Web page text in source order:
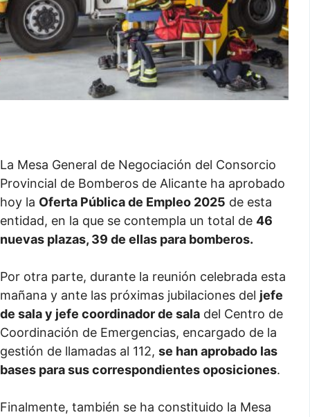
La Mesa General de Negociación del Consorcio
Provincial de Bomberos de Alicante ha aprobado
hoy la Oferta Pública de Empleo 2025 de esta
entidad, en la que se contempla un total de 46
nuevas plazas, 39 de ellas para bomberos.
Por otra parte, durante la reunión celebrada esta
mañana y ante las próximas jubilaciones del jefe
de sala y jefe coordinador de sala del Centro de
Coordinación de Emergencias, encargado de la
gestión de llamadas al 112, se han aprobado las
bases para sus correspondientes oposiciones.
Finalmente, también se ha constituido la Mesa